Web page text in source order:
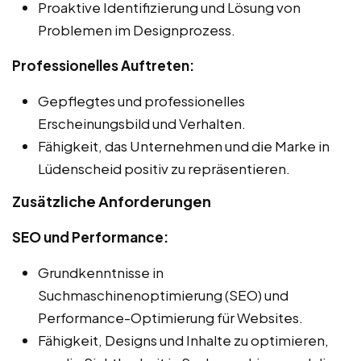
Proaktive Identifizierung und Lösung von
Problemen im Designprozess.
Professionelles Auftreten:
Gepflegtes und professionelles
Erscheinungsbild und Verhalten.
Fähigkeit, das Unternehmen und die Marke in
Lüdenscheid positiv zu repräsentieren.
Zusätzliche Anforderungen
SEO und Performance:
Grundkenntnisse in
Suchmaschinenoptimierung (SEO) und
Performance-Optimierung für Websites.
Fähigkeit, Designs und Inhalte zu optimieren,